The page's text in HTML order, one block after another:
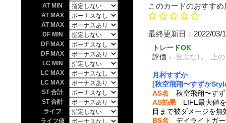
このカードのおすすめ
最終更新日
トレードOK
評価：
投票なし 上の
月村すずか
[秋空飛翔〜すずか
AS名 秋空飛翔〜す
AS効果 LIFE最大値
目まで被ダメージを
BS名 デイライトガ
AT MIN
AT MAX
AT MAX
DF MIN
DF MAX
DF MAX
LC MIN
LC MAX
LC MAX
ST 合計
ST 合計
ライフ
ライフ値